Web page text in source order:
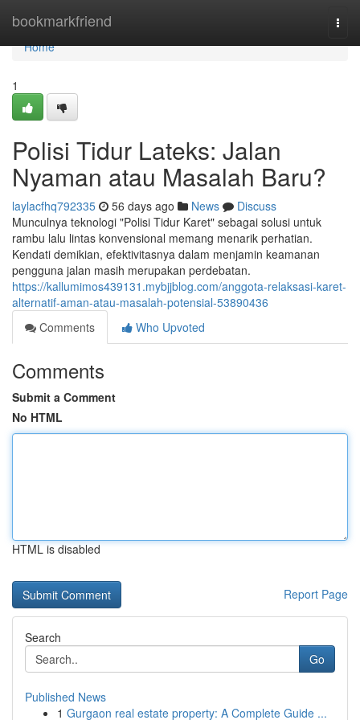
bookmarkfriend
Home
Home
1
Polisi Tidur Lateks: Jalan
Nyaman atau Masalah Baru?
laylacfhq792335 56 days ago News
Discuss
Munculnya teknologi "Polisi Tidur Karet" sebagai solusi untuk
rambu lalu lintas konvensional memang menarik perhatian.
Kendati demikian, efektivitasnya dalam menjamin keamanan
pengguna jalan masih merupakan perdebatan.
https://kallumimos439131.mybjjblog.com/anggota-relaksasi-karet-
alternatif-aman-atau-masalah-potensial-53890436
Comments
Who Upvoted
Comments
Submit a Comment
No HTML
HTML is disabled
Report Page
Search
Go
Published News
1 Gurgaon real estate property: A Complete Guide ...